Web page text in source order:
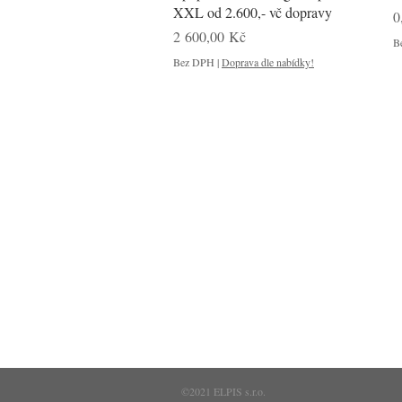
XXL od 2.600,- vč dopravy
Cena
2 600,00 Kč
Bez DPH |Doprava dle nabídky!
©2021 ELPIS s.r.o.